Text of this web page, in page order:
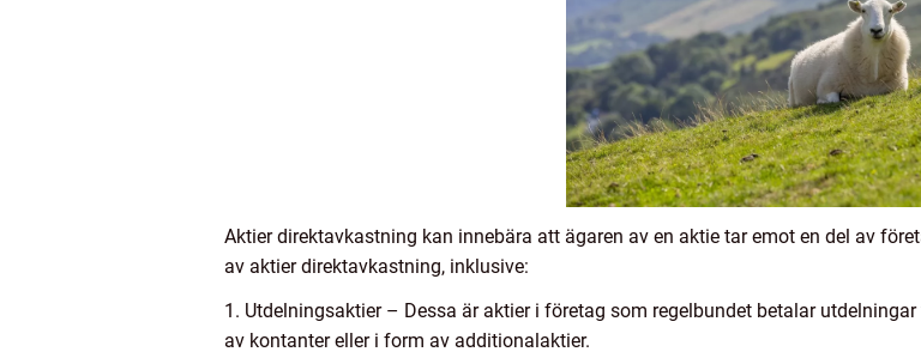
Aktier direktavkastning kan innebära att ägaren av en aktie tar emot en del av
av aktier direktavkastning, inklusive:
1. Utdelningsaktier – Dessa är aktier i företag som regelbundet betalar
av kontanter eller i form av additionalaktier.